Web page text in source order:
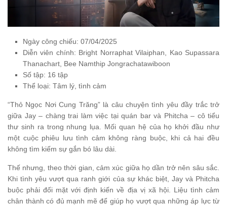
Ngày công chiếu: 07/04/2025
Diễn viên chính: Bright Norraphat Vilaiphan, Kao Supassara
Thanachart, Bee Namthip Jongrachatawiboon
Số tập: 16 tập
Thể loại: Tâm lý, tình cảm
“Thỏ Ngọc Nơi Cung Trăng” là câu chuyện tình yêu đầy trắc trở
giữa Jay – chàng trai làm việc tại quán bar và Phitcha – cô tiểu
thư sinh ra trong nhung lụa. Mối quan hệ của họ khởi đầu như
một cuộc phiêu lưu tình cảm không ràng buộc, khi cả hai đều
không tìm kiếm sự gắn bó lâu dài.
Thế nhưng, theo thời gian, cảm xúc giữa họ dần trở nên sâu sắc.
Khi tình yêu vượt qua ranh giới của sự khác biệt, Jay và Phitcha
buộc phải đối mặt với định kiến về địa vị xã hội. Liệu tình cảm
chân thành có đủ mạnh mẽ để giúp họ vượt qua những áp lực từ